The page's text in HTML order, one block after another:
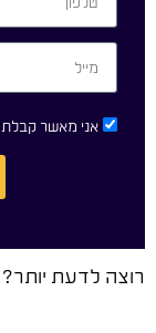
אני מאשר קבלת
רוצה לדעת